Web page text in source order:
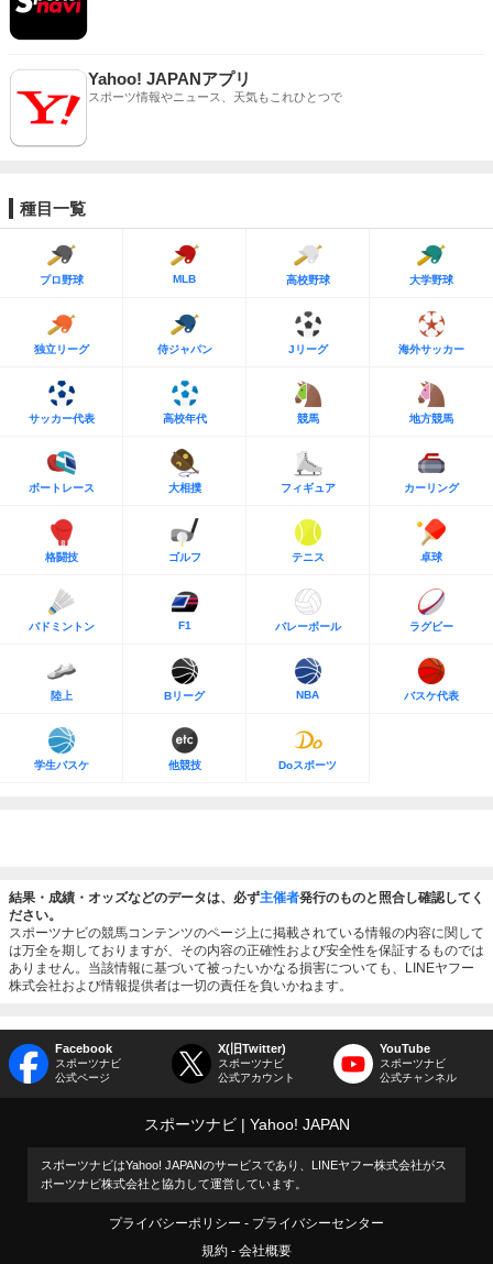
Yahoo! JAPANアプリ
スポーツ情報やニュース、天気もこれひとつで
種目一覧
プロ野球 MLB 高校野球 大学野球
独立リーグ 侍ジャパン Jリーグ 海外サッカー
サッカー代表 高校年代 競馬 地方競馬
ボートレース 大相撲 フィギュア カーリング
格闘技 ゴルフ テニス 卓球
バドミントン F1 バレーボール ラグビー
陸上 Bリーグ NBA バスケ代表
学生バスケ 他競技 Doスポーツ
結果・成績・オッズなどのデータは、必ず主催者発行のものと照合し確認してく
ださい。
スポーツナビの競馬コンテンツのページ上に掲載されている情報の内容に関して
は万全を期しておりますが、その内容の正確性および安全性を保証するものでは
ありません。当該情報に基づいて被ったいかなる損害についても、LINEヤフー
株式会社および情報提供者は一切の責任を負いかねます。
Facebook
スポーツナビ
公式ページ
X(旧Twitter)
スポーツナビ
公式アカウント
YouTube
スポーツナビ
公式チャンネル
スポーツナビ Yahoo! JAPAN
スポーツナビはYahoo! JAPANのサービスであり、LINEヤフー株式会社がス
ポーツナビ株式会社と協力して運営しています。
プライバシーポリシー
プライバシーセンター
規約
会社概要